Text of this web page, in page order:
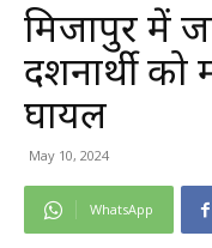
मिर्जापुर
दर्शनार्थी
घायल
May 10, 2024
WhatsApp